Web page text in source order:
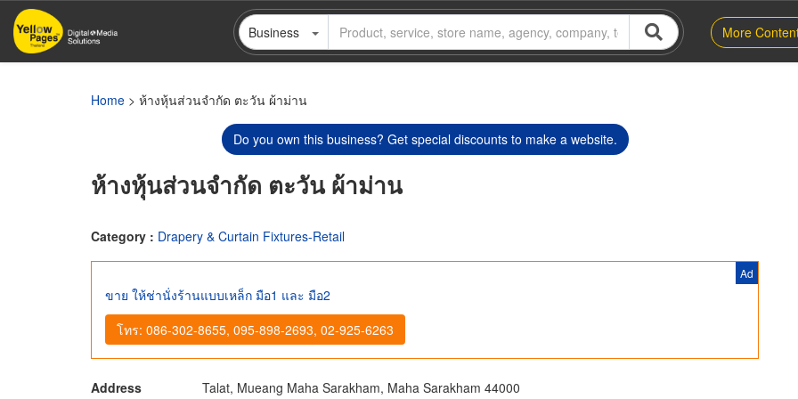
Skip
main
Business More
Home > ห้างหุ้นส่วนจำกัด ตะวัน ผ้าม่าน
Do you own this business? Get special discounts to make a website.
ห้างหุ้นส่วนจำกัด ตะวัน ผ้าม่าน
Category : Drapery & Curtain Fixtures-Retail
Ad
ขาย ให้ช่านั่งร้านแบบเหล็ก มือ1 และ มือ2
โทร: 086-302-8655, 095-898-2693, 02-925-6263
Address Talat, Mueang Maha Sarakham, Maha Sarakham 44000